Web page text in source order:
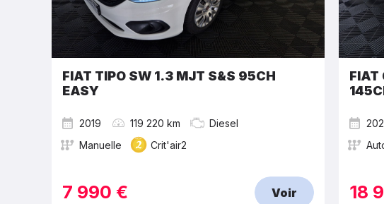
FIAT TIPO SW 1.3 MJT S&S 95CH
EASY
2019 119 220 km
Diesel
Manuelle
Crit'air2
7 990 € Voir
FIAT
18